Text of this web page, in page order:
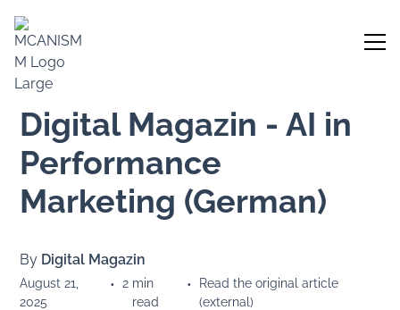
Digital Magazin - AI in
Performance
Marketing (German)
By Digital Magazin
August 21,
2025
• 2 min
read
•
Read the original article
(external)